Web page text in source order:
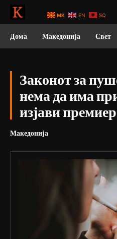
Дома Македонија Свет
Законот за
нема да има
изјави
Македонија
MK EN SQ